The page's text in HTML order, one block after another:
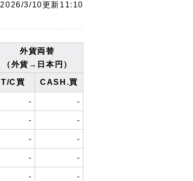
2026/3/10更新11:10
外貨両替
（外貨→日本円）
T/C買 CASH.買
- -
- -
- -
- -
- -